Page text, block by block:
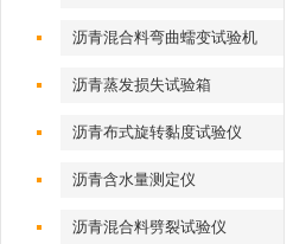
沥青混合料弯曲蠕变试验机
沥青蒸发损失试验箱
沥青布式旋转黏度试验仪
沥青含水量测定仪
沥青混合料劈裂试验仪